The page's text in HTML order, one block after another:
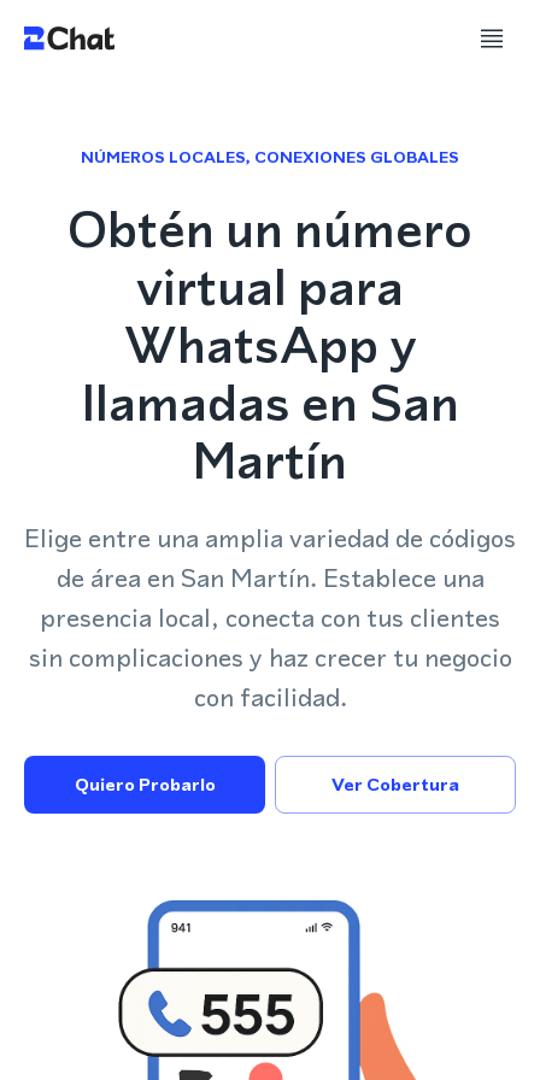
NÚMEROS LOCALES, CONEXIONES GLOBALES
Obtén un número
virtual para
WhatsApp y
llamadas en San
Martín
Elige entre una amplia variedad de códigos
de área en San Martín. Establece una
presencia local, conecta con tus clientes
sin complicaciones y haz crecer tu negocio
con facilidad.
Quiero Probarlo Ver Cobertura